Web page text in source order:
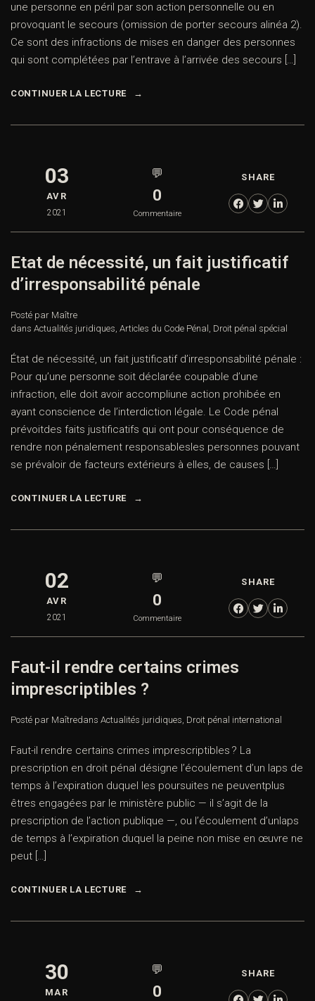
une personne en péril par son action personnelle ou en
provoquant le secours (omission de porter secours alinéa 2).
Ce sont des infractions de mises en danger des personnes
qui sont complétées par l’entrave à l’arrivée des secours […]
CONTINUER LA LECTURE
03
AVR
2021
💬
0
Commentaire
SHARE
Etat de nécessité, un fait justificatif
d’irresponsabilité pénale
Posté par Maître
dans Actualités juridiques, Articles du Code Pénal , Droit pénal spécial
État de nécessité, un fait justificatif d’irresponsabilité pénale :
Pour qu’une personne soit déclarée coupable d’une
infraction, elle doit avoir accompliune action prohibée en
ayant conscience de l’interdiction légale. Le Code pénal
prévoitdes faits justificatifs qui ont pour conséquence de
rendre non pénalement responsablesles personnes pouvant
se prévaloir de facteurs extérieurs à elles, de causes […]
CONTINUER LA LECTURE
02
AVR
2021
💬
0
Commentaire
SHARE
Faut-il rendre certains crimes
imprescriptibles ?
Posté par Maîtredans Actualités juridiques, Droit pénal international
Faut-il rendre certains crimes imprescriptibles ? La
prescription en droit pénal désigne l’écoulement d’un laps de
temps à l’expiration duquel les poursuites ne peuventplus
êtres engagées par le ministère public — il s’agit de la
prescription de l’action publique —, ou l’écoulement d’unlaps
de temps à l’expiration duquel la peine non mise en œuvre ne
peut […]
CONTINUER LA LECTURE
30
MAR
💬
0
SHARE